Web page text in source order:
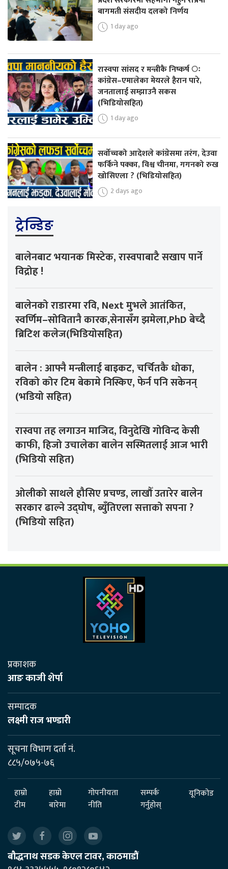
बागमती संसदीय दलको निर्णय
1 day ago
रास्वपा सांसद र मन्त्रीकै निष्कर्ष ः
कांग्रेस–एमालेका मेयरले हैरान पारे,
जनतालाई सम्झाउनै सकस
(भिडियोसहित)
1 day ago
सर्वोच्चको आदेशले कांग्रेसमा तरंग, देउवा
फर्किने पक्का, विश्व चीनमा, गगनको रुख
खोसिएला ? (भिडियोसहित)
2 days ago
ट्रेन्डिङ
बालेनबाट भयानक मिस्टेक, रास्वपाबाटै सखाप पार्ने
विद्रोह !
बालेनको राडारमा रवि, Next मुभले आतंकित,
स्वर्णिम–सोवितानै कारक,सेनासँग झमेला,PhD बेच्दै
ब्रिटिश कलेज(भिडियोसहित)
बालेन : आफ्नै मन्त्रीलाई बाइकट, चर्चितकै धोका,
रविको कोर टिम बेकामे निस्किए, फेर्न पनि सकेनन्
(भडियो सहित)
रास्वपा तह लगाउन माजिद, विनुदेखि गोविन्द केसी
काफी, हिजो उचालेका बालेन सस्मितलाई आज भारी
(भिडियो सहित)
ओलीको साथले हौसिए प्रचण्ड, लाखौँ उतारेर बालेन
सरकार ढाल्ने उद्घोष, ब्युँतिएला सत्ताको सपना ?
(भिडियो सहित)
प्रकाशक
आङ काजी शेर्पा
सम्पादक
लक्ष्मी राज भण्डारी
सूचना विभाग दर्ता नं.
८८५/०७५-७६
हाम्रो
टीम
हाम्रो
बारेमा
गोपनीयता
नीति
सम्पर्क
गर्नुहोस्
यूनिकोड
बौद्धनाथ सडक केएल टावर, काठमाडौं